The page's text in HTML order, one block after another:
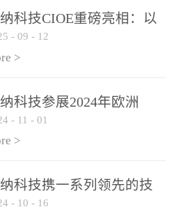
科技CIOE重磅亮相：以
信创新引擎，驱动AI与
互联新时代
- 09 - 12
>
科技参展2024年欧洲
展会
- 11 - 01
>
科技携一系列领先的技
台和优秀产品参展2024
- 10 - 16